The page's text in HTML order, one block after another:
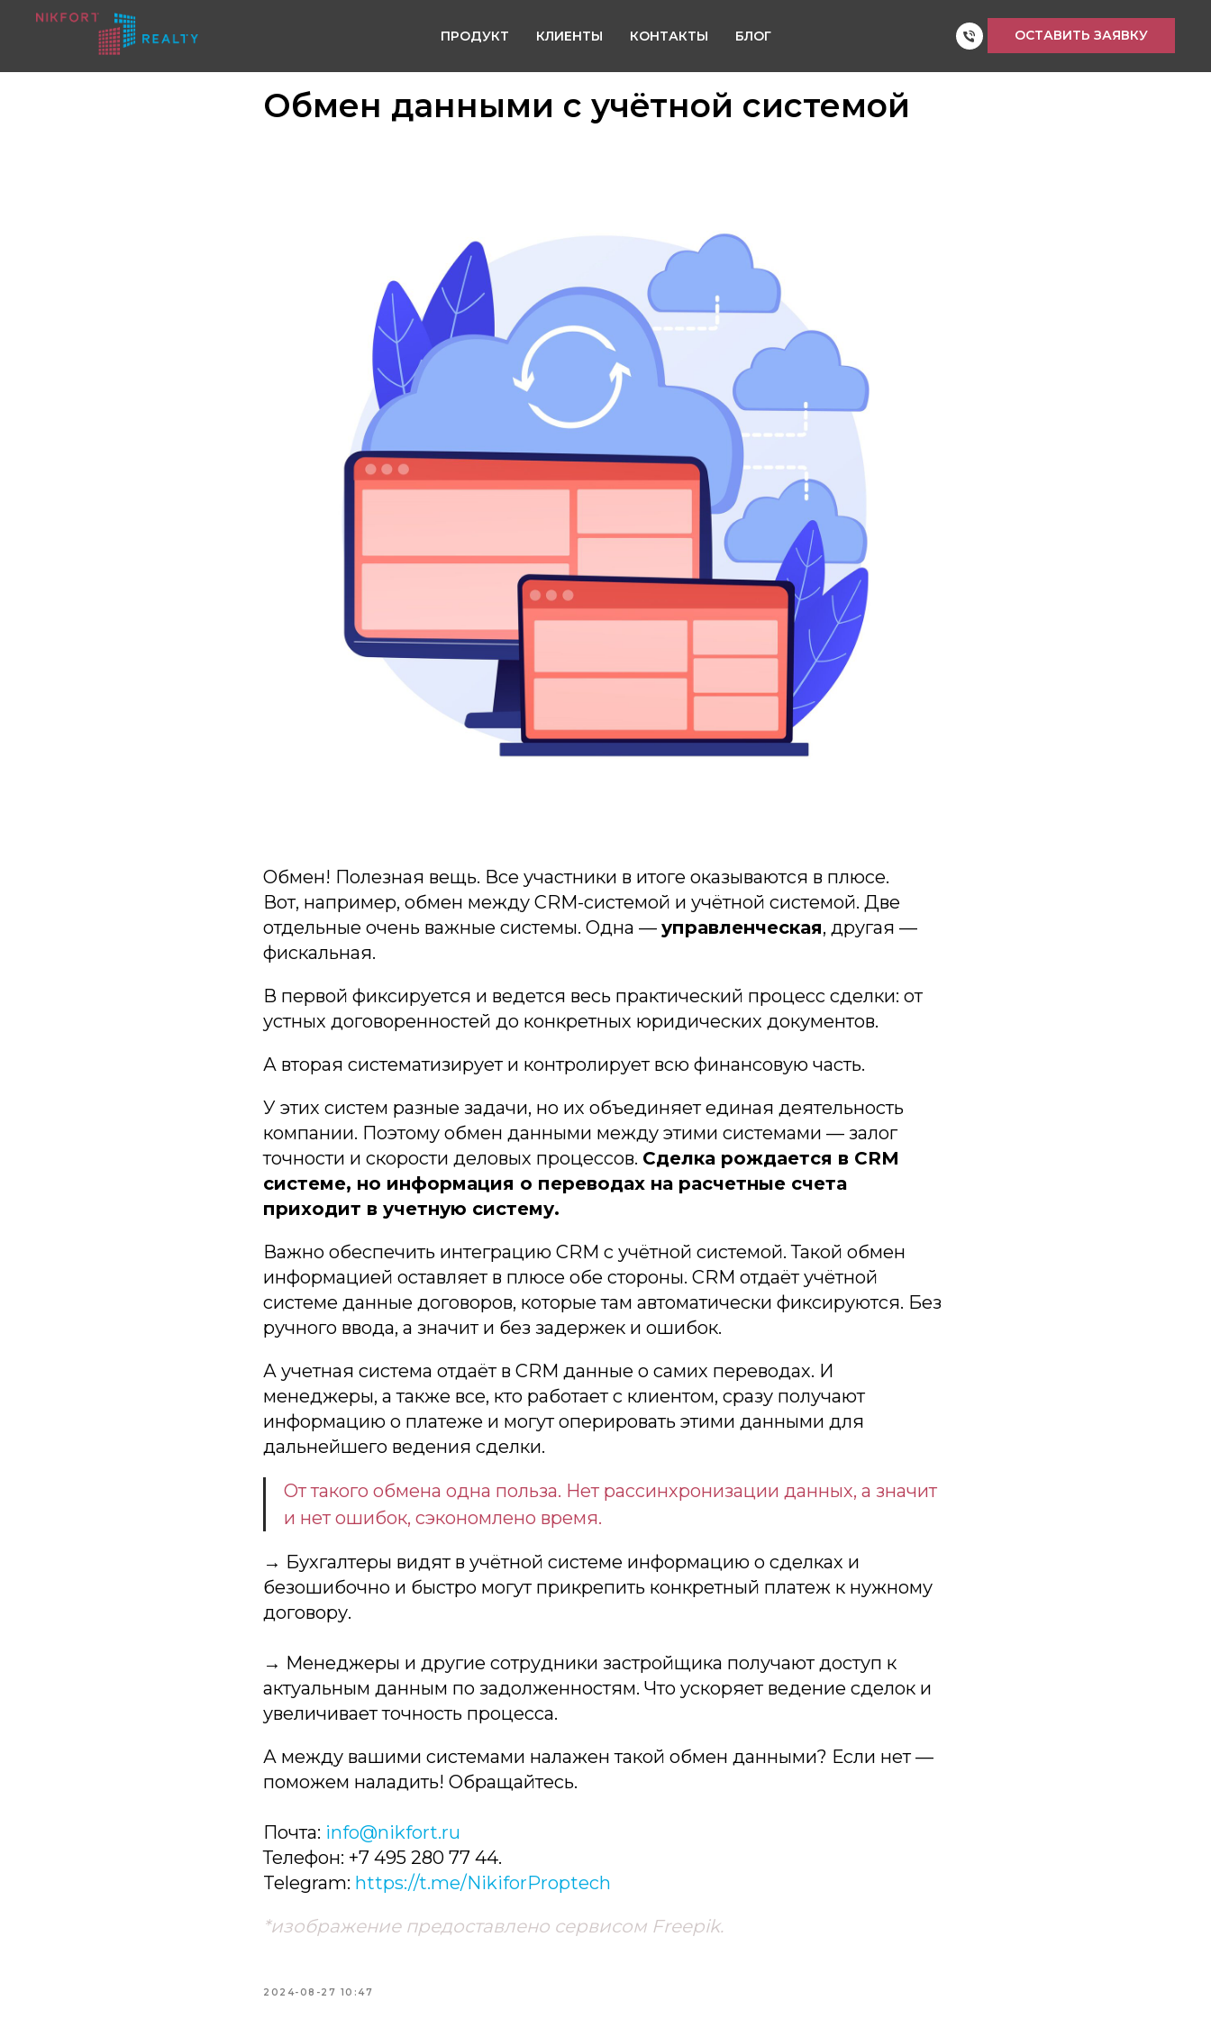
ПРОДУКТ КЛИЕНТЫ КОНТАКТЫ БЛОГ ОСТАВИТЬ ЗАЯВКУ
Обмен данными с учётной системой
Обмен! Полезная вещь. Все участники в итоге оказываются в плюсе.
Вот, например, обмен между CRM-системой и учётной системой. Две
отдельные очень важные системы. Одна — управленческая, другая —
фискальная.
В первой фиксируется и ведется весь практический процесс сделки: от
устных договоренностей до конкретных юридических документов.
А вторая систематизирует и контролирует всю финансовую часть.
У этих систем разные задачи, но их объединяет единая деятельность
компании. Поэтому обмен данными между этими системами — залог
точности и скорости деловых процессов. Сделка рождается в CRM
системе, но информация о переводах на расчетные счета
приходит в учетную систему.
Важно обеспечить интеграцию CRM с учётной системой. Такой обмен
информацией оставляет в плюсе обе стороны. CRM отдаёт учётной
системе данные договоров, которые там автоматически фиксируются. Без
ручного ввода, а значит и без задержек и ошибок.
А учетная система отдаёт в CRM данные о самих переводах. И
менеджеры, а также все, кто работает с клиентом, сразу получают
информацию о платеже и могут оперировать этими данными для
дальнейшего ведения сделки.
От такого обмена одна польза. Нет рассинхронизации данных, а значит
и нет ошибок, сэкономлено время.
→ Бухгалтеры видят в учётной системе информацию о сделках и
безошибочно и быстро могут прикрепить конкретный платеж к нужному
договору.
→ Менеджеры и другие сотрудники застройщика получают доступ к
актуальным данным по задолженностям. Что ускоряет ведение сделок и
увеличивает точность процесса.
А между вашими системами налажен такой обмен данными? Если нет —
поможем наладить! Обращайтесь.
Почта: info@nikfort.ru
Телефон: +7 495 280 77 44.
Telegram: https://t.me/NikiforProptech
*изображение предоставлено сервисом Freepik.
2024-08-27 10:47